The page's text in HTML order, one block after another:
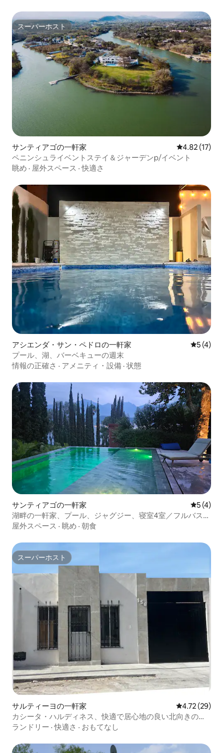
スーパーホスト
スーパーホスト
サンティアゴの一軒家 レビュー17
4.82 (17)
ペニンシュライベントステイ＆ジャーデンp/イベント
眺め · 屋外スペース ·快適さ
アシエンダ・サン・ペドロの一軒家 レビュー
5 (4)
プール、湖、バーベキューの週末
情報の正確さ · アメニティ・設備 · 状態
サンティアゴの一軒家 レビュー
5 (4)
湖畔の一軒家、プール、ジャグジー、寝室4室／フルバスル
ーム3室
屋外スペース · 眺め · 朝食
スーパーホスト
スーパーホスト
サルティーヨの一軒家 レビュー29
4.72 (29)
カシータ・ハルディネス、快適で居心地の良い北向きのお
家
ランドリー ·快適さ · おもてなし